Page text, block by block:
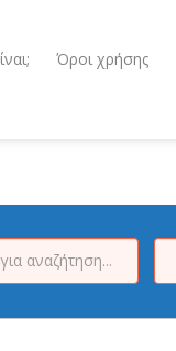
Όροι χρήσης